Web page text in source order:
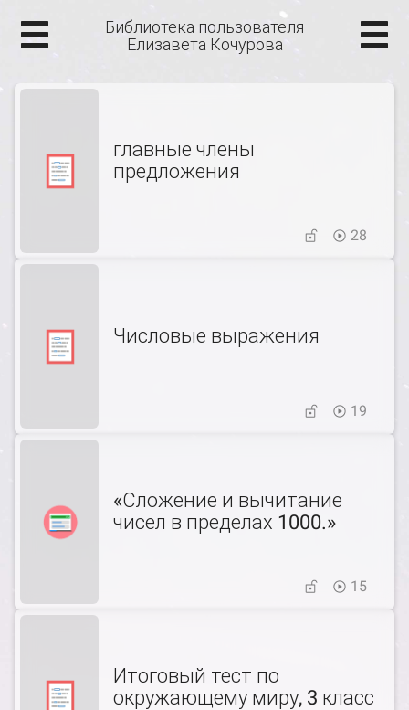
Библиотека пользователя
Елизавета Кочурова
главные члены
предложения
28
Числовые выражения
19
«Сложение и вычитание
чисел в пределах 1000.»
15
Итоговый тест по
окружающему миру, 3 класс